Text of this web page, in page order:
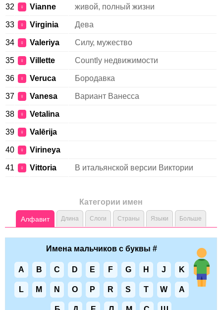
32 ♀ Vianne живой, полный жизни
33 ♀ Virginia Дева
34 ♀ Valeriya Силу, мужество
35 ♀ Villette Countly недвижимости
36 ♀ Veruca Бородавка
37 ♀ Vanesa Вариант Ванесса
38 ♀ Vetalina
39 ♀ Valērija
40 ♀ Virineya
41 ♀ Vittoria В итальянской версии Виктории
Категории имен
Алфавит Длина Слоги Страны Языки Больше
Имена мальчиков с буквы #
A B C D E F G H J K
L M N O P R S T W А